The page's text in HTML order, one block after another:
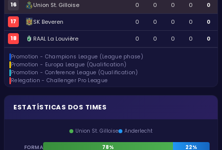
16 Union St. Gilloise 0 0 0 0 0
17 SK Beveren 0 0 0 0 0
18 RAAL La Louvière 0 0 0 0 0
Promotion - Champions League (League phase)
Promotion - Europa League (Qualification)
Promotion - Conference League (Qualification)
Relegation - Challenger Pro League
ESTATÍSTICAS DOS TIMES
Union St. Gilloise Anderlecht
FORMA 78%
22%